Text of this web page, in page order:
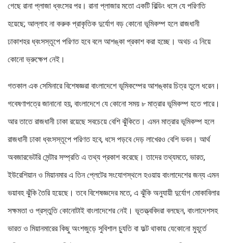
গেছে রানা প্লাজা ধ্বংসের পর। রানা প্লাজার মতো একটি বিল্ডিং ধসে যে পরিণতি
হয়েছে; আল্লাহ না করুক প্রাকৃতিক দুর্যোগ বড় কোনো ভূমিকম্প হলে রাজধানী
ঢাকাশহর ধ্বংসস্তূপে পরিণত হবে বলে আশঙ্কা প্রকাশ করা হচ্ছে। অথচ এ নিয়ে
কোনো ভ্রুক্ষেপ নেই।
গতকাল এক সেমিনারে বিশেষজ্ঞরা বাংলাদেশে ভূমিকম্পের আশঙ্কার চিত্র তুলে ধরেন।
গবেষণাপত্রে জানানো হয়, বাংলাদেশে যে কোনো সময় ৮ মাত্রার ভূমিকম্প হতে পারে।
আর তাতে রাজধানী ঢাকা রয়েছে সবচেয়ে বেশি ঝুঁকিতে। এমন মাত্রার ভূমিকম্প হলে
রাজধানী ঢাকা ধ্বংসস্তূপে পরিণত হবে, ধসে পড়বে দেড় লাখেরও বেশি ভবন। আর্থ
অবজারভেটরি সেন্টার সম্প্রতি এ তথ্য প্রকাশ করেছে। তাদের তথ্যমতে, ভারত,
ইউরেশিয়ান ও মিয়ানমার এ তিন প্লেটের সংযোগস্থলে হওয়ায় বাংলাদেশের জন্য এমন
ভয়াবহ ঝুঁকি তৈরি হয়েছে। তবে বিশেষজ্ঞদের মতে, এ ঝুঁকি অনুযায়ী দুর্যোগ মোকাবিলার
সক্ষমতা ও প্রস্তুতি কোনোটাই বাংলাদেশের নেই। ভূতত্ত্ববিদরা বলছেন, বাংলাদেশসহ
ভারত ও মিয়ানমারের কিছু অংশজুড়ে সুবিশাল চ্যুতি বা ফল্ট থাকায় যেকোনো মুহূর্তে